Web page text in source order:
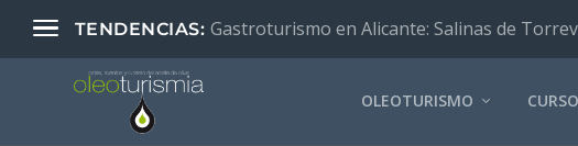
TENDENCIAS: Gastroturismo en Alicante: Salinas de
OLEOTURISMO